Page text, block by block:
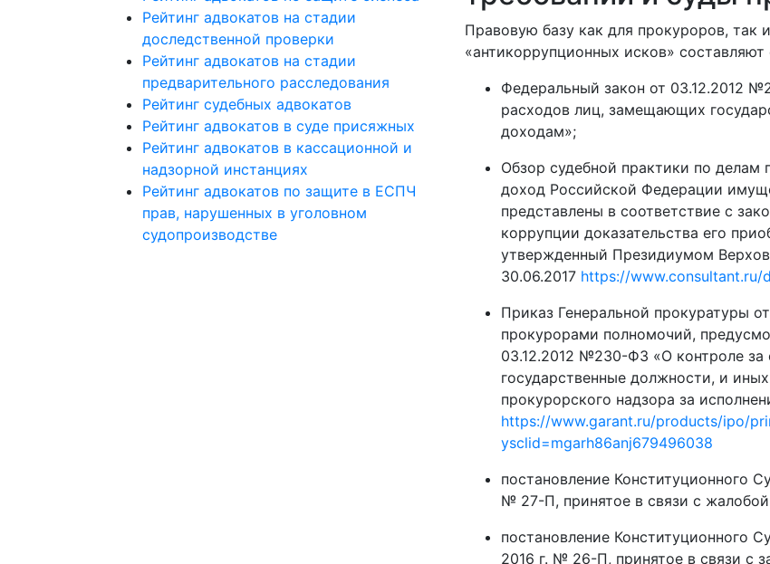
Рейтинг адвокатов на стадии
доследственной проверки
Рейтинг адвокатов на стадии
предварительного расследования
Рейтинг судебных адвокатов
Рейтинг адвокатов в суде присяжных
Рейтинг адвокатов в кассационной и
надзорной инстанциях
Рейтинг адвокатов по защите в ЕСПЧ
прав, нарушенных в уголовном
судопроизводстве
Правовую базу как для прокуроров, так
«антикоррупционных исков»
Федеральный закон от 03.12.2012
расходов лиц, замещающих
доходам»;
Обзор судебной практики по
доход Российской Федерации
представлены в соответствие с
коррупции доказательства его
утвержденный Президиумом
30.06.2017 https://www.consultant.ru/
Приказ Генеральной прокуратуры
прокурорами полномочий,
03.12.2012 №230-ФЗ «О контроле
государственные должности, и
прокурорского надзора за
https://www.garant.ru/products/ipo/
ysclid=mgarh86anj679496038
постановление Конституционного
№ 27-П, принятое в связи с
постановление Конституционного
2016 г. № 26-П, принятое в связи с